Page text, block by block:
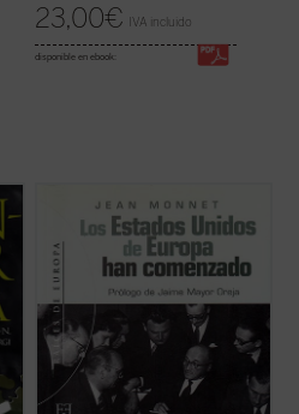
23,00€ IVA incluido
disponible en ebook:
Prólogo de Jaime Mayor Oreja.
A 50 años de la entrada en vigor del
Tratado de Roma y a 25 del Tratado de
Maastricht, se publica por primera vez en
español esta obra de uno de los fundadores
de la Unión Europea, Jean Monet.
(ver ficha)